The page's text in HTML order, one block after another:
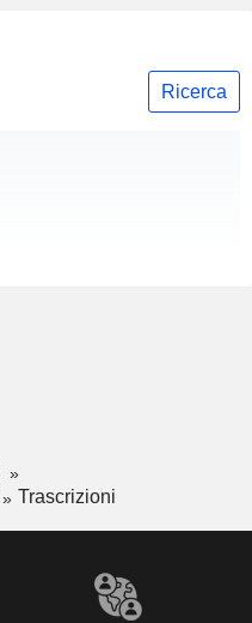
Ricerca
Trascrizioni